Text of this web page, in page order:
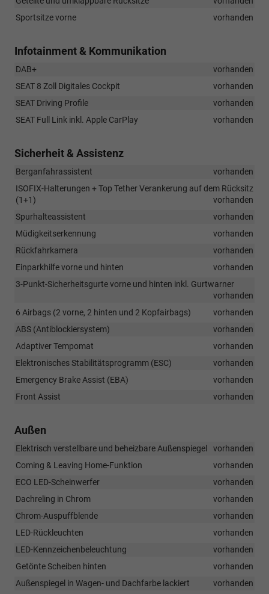
Sportsitze vorne
vorhanden
Infotainment & Kommunikation
DAB+
vorhanden
SEAT 8 Zoll Digitales Cockpit
vorhanden
SEAT Driving Profile
vorhanden
SEAT Full Link inkl. Apple CarPlay
vorhanden
Sicherheit & Assistenz
Berganfahrassistent
vorhanden
ISOFIX-Halterungen + Top Tether Verankerung auf dem Rücksitz
(1+1)
vorhanden
Spurhalteassistent
vorhanden
Müdigkeitserkennung
vorhanden
Rückfahrkamera
vorhanden
Einparkhilfe vorne und hinten
vorhanden
3-Punkt-Sicherheitsgurte vorne und hinten inkl. Gurtwarner
vorhanden
6 Airbags (2 vorne, 2 hinten und 2 Kopfairbags)
vorhanden
ABS (Antiblockiersystem)
vorhanden
Adaptiver Tempomat
vorhanden
Elektronisches Stabilitätsprogramm (ESC)
vorhanden
Emergency Brake Assist (EBA)
vorhanden
Front Assist
vorhanden
Außen
Elektrisch verstellbare und beheizbare Außenspiegel
vorhanden
Coming & Leaving Home-Funktion
vorhanden
ECO LED-Scheinwerfer
vorhanden
Dachreling in Chrom
vorhanden
Chrom-Auspuffblende
vorhanden
LED-Rückleuchten
vorhanden
LED-Kennzeichenbeleuchtung
vorhanden
Getönte Scheiben hinten
vorhanden
Außenspiegel in Wagen- und Dachfarbe lackiert
vorhanden